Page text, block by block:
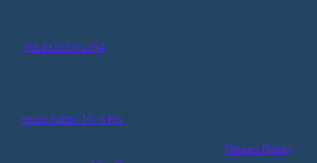
+62 81253312354
Senin-Sabtu: 10- 6 Pm
Themes Daddy.